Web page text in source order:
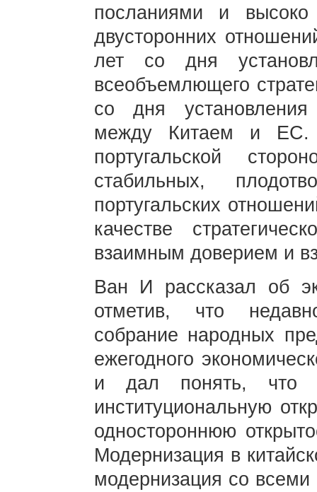
посланиями и
двусторонних
лет со дня
всеобъемлющего
со дня установления
между Китаем и ЕС.
португальской
стабильных,
португальских
качестве
взаимным доверием и
Ван И рассказал об
отметив, что
собрание народных
ежегодного
и дал понять, что
институциональную
одностороннюю
Модернизация в
модернизация со всеми